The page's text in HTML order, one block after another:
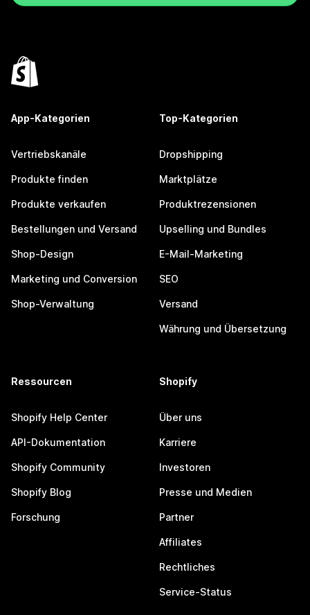
App-Kategorien
Vertriebskanäle
Produkte finden
Produkte verkaufen
Bestellungen und Versand
Shop-Design
Marketing und Conversion
Shop-Verwaltung
Top-Kategorien
Dropshipping
Marktplätze
Produktrezensionen
Upselling und Bundles
E-Mail-Marketing
SEO
Versand
Währung und Übersetzung
Ressourcen
Shopify Help Center
API-Dokumentation
Shopify Community
Shopify Blog
Forschung
Shopify
Über uns
Karriere
Investoren
Presse und Medien
Partner
Affiliates
Rechtliches
Service-Status